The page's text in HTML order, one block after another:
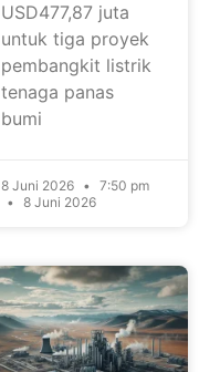
USD477,87 juta
untuk tiga proyek
pembangkit listrik
tenaga panas
bumi
8 Juni 2026
7:50 pm
8 Juni 2026